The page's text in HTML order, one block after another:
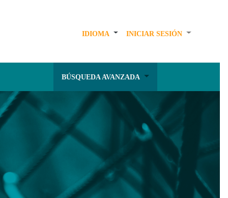
IDIOMA INICIAR SESIÓN
BÚSQUEDA AVANZADA